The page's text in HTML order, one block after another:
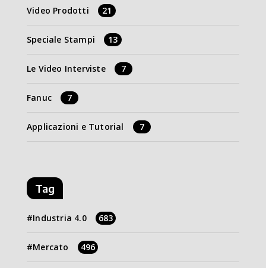
Video Prodotti 21
Speciale Stampi 13
Le Video Interviste 7
Fanuc 7
Applicazioni e Tutorial 7
Tag
Industria 4.0 683
Mercato 496